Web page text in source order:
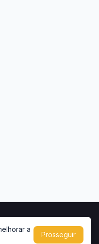
e Carretas
a
Prosseguir